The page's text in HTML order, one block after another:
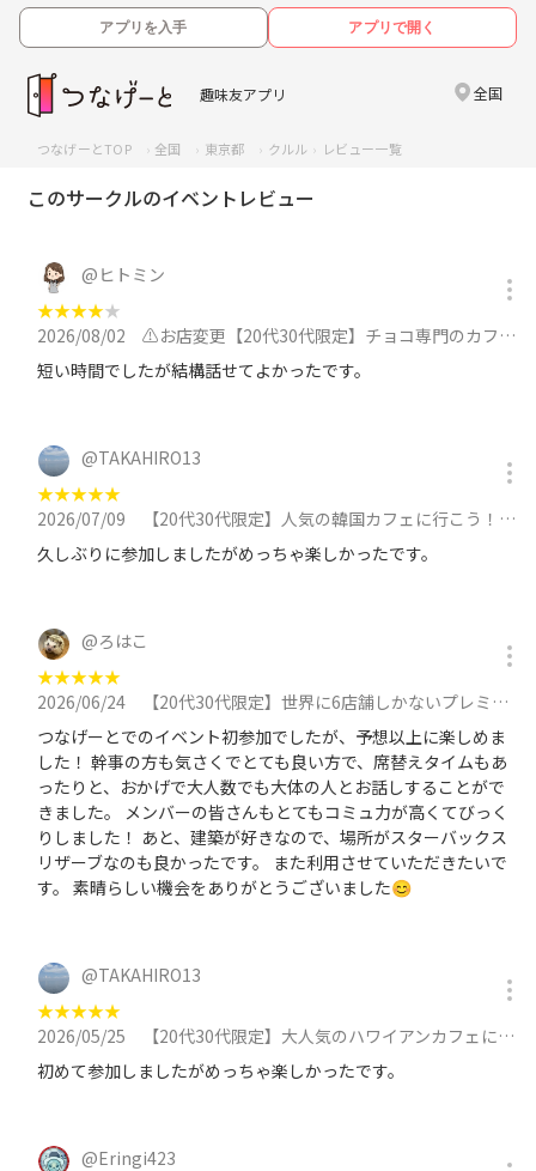
アプリを入手 アプリで開く
趣味友アプリ 全国
つなげーとTOP 全国 東京都 クルル レビュー一覧
このサークルのイベントレビュー
@ ヒトミン
★★★★★
2026/08/02
⚠️お店変更【20代30代限定】チョコ専門のカフェに行こう！おすすめはダークトリュフ🍎🍎に参加
短い時間でしたが結構話せてよかったです。
@TAKAHIRO13
★★★★★
2026/07/09
【20代30代限定】人気の韓国カフェに行こう！おすすめは糸かき氷🐽🐽に参加
久しぶりに参加しましたがめっちゃ楽しかったです。
@ろはこ
★★★★★
2026/06/24
【20代30代限定】世界に6店舗しかないプレミアムなスタバに行こう🐈🐈🐈に参加
つなげーとでのイベント初参加でしたが、予想以上に楽しめま
した！ 幹事の方も気さくでとても良い方で、席替えタイムもあ
ったりと、おかげで大人数でも大体の人とお話しすることがで
きました。 メンバーの皆さんもとてもコミュ力が高くてびっく
りしました！ あと、建築が好きなので、場所がスターバックス
リザーブなのも良かったです。 また利用させていただきたいで
す。 素晴らしい機会をありがとうございました😊
@TAKAHIRO13
★★★★★
2026/05/25
【20代30代限定】大人気のハワイアンカフェに行こう！おすすめはビッグアイランドパンケーキ🐽🐽🐽に参加
初めて参加しましたがめっちゃ楽しかったです。
@Eringi423